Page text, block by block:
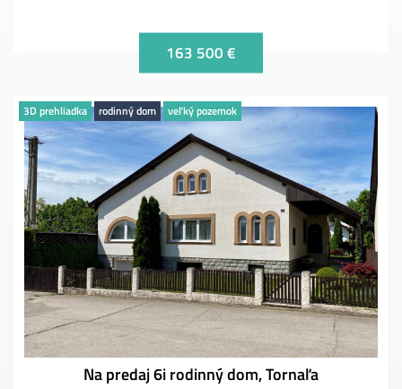
163 500 €
3D prehliadka rodinný dom veľký pozemok
Na predaj 6i rodinný dom, Tornaľa